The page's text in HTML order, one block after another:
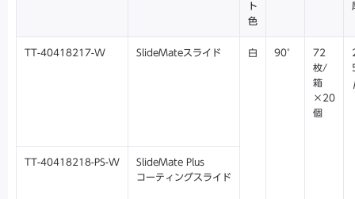
ト
色
TT-40418217-W SlideMateスライド 白 90°
72
枚/
箱
×20
個
TT-40418218-PS-W
SlideMate Plus
コーティングスライド